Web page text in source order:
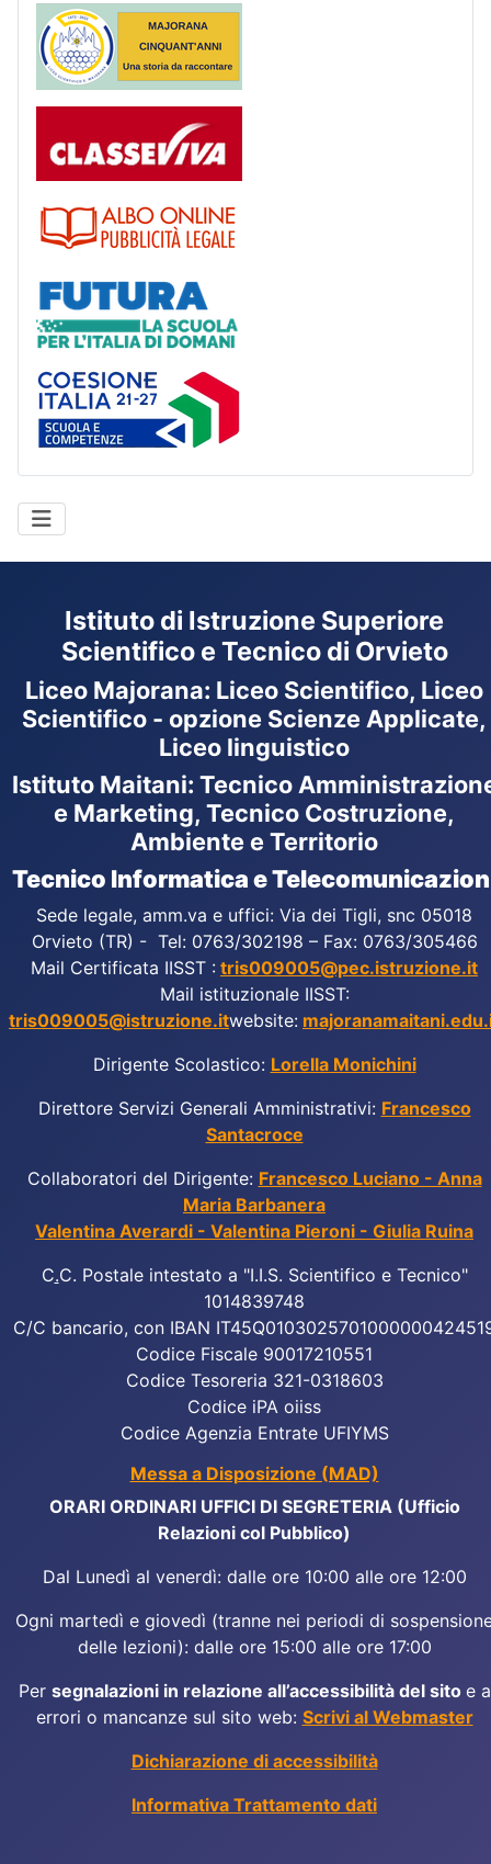
Istituto di Istruzione Superiore
Scientifico e Tecnico di Orvieto
Liceo Majorana: Liceo Scientifico, Liceo
Scientifico - opzione Scienze Applicate,
Liceo linguistico
Istituto Maitani: Tecnico
e Marketing, Tecnico Costruzione,
Ambiente e Territorio
Tecnico Informatica e
Sede legale, amm.va e uffici: Via dei Tigli, snc 05018
Orvieto (TR) - Tel: 0763/302198 – Fax: 0763/305466
Mail Certificata IISST : tris009005@pec.istruzione.it
Mail istituzionale IISST:
tris009005@istruzione.itwebsite:
Dirigente Scolastico: Lorella Monichini
Direttore Servizi Generali Amministrativi: Francesco
Santacroce
Collaboratori del Dirigente: Francesco Luciano - Anna
Maria Barbanera
Valentina Averardi - Valentina Pieroni - Giulia Ruina
C.C. Postale intestato a "I.I.S. Scientifico e Tecnico"
1014839748
C/C bancario, con IBAN
Codice Fiscale 90017210551
Codice Tesoreria 321-0318603
Codice iPA oiiss
Codice Agenzia Entrate UFIYMS
Messa a Disposizione (MAD)
ORARI ORDINARI UFFICI DI SEGRETERIA (Ufficio
Relazioni col Pubblico)
Dal Lunedì al venerdì: dalle ore 10:00 alle ore 12:00
Ogni martedì e giovedì (tranne nei periodi di
delle lezioni): dalle ore 15:00 alle ore 17:00
Per segnalazioni in relazione all’accessibilità del sito e a
errori o mancanze sul sito web: Scrivi al Webmaster
Dichiarazione di accessibilità
Informativa Trattamento dati